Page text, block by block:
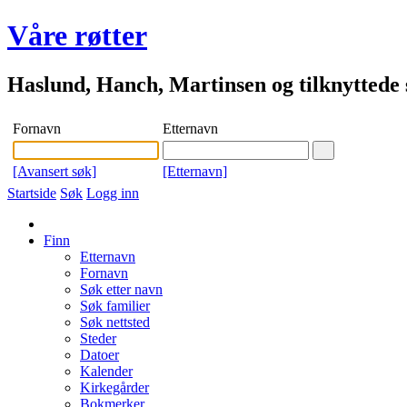
Våre røtter
Haslund, Hanch, Martinsen og tilknyttede
Fornavn Etternavn
[Avansert søk]
[Etternavn]
Startside Søk Logg inn
Finn
Etternavn
Fornavn
Søk etter navn
Søk familier
Søk nettsted
Steder
Datoer
Kalender
Kirkegårder
Bokmerker